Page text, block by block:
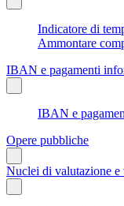
Indicatore di
Ammontare
IBAN e pagamenti
IBAN e
Opere pubbliche
Nuclei di valutazione